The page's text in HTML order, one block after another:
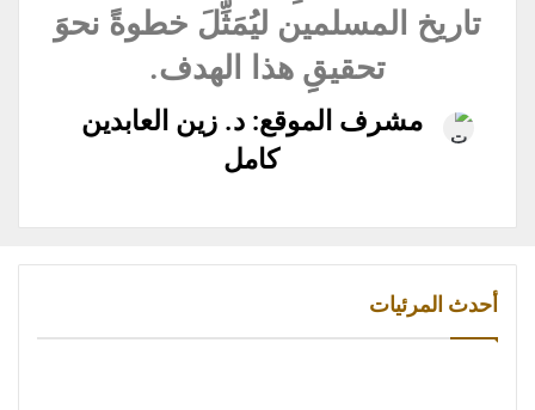
تاريخ المسلمين ليُمَثِّلَ خطوةً نحوَ
تحقيقِِ هذا الهدف.
مشرف الموقع: د. زين العابدين
كامل
أحدث المرئيات